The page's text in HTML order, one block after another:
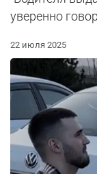
уверенно
22 июля 2025